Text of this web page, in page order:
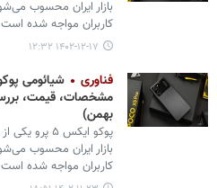
بازار ایران محسوب
کاربران مواجه شده
۱۴۰۲-۱۲-۱۷ ۱۲:۳۲
فناوری
بهمن)
پوکو ایکس ۵
بازار ایران محسوب
کاربران مواجه شده